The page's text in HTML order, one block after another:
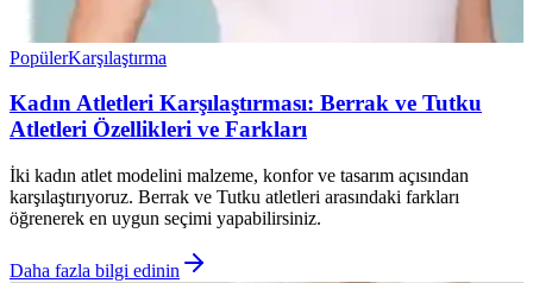
PopülerKarşılaştırma
Kadın Atletleri Karşılaştırması: Berrak ve Tutku
Atletleri Özellikleri ve Farkları
İki kadın atlet modelini malzeme, konfor ve tasarım açısından
karşılaştırıyoruz. Berrak ve Tutku atletleri arasındaki farkları
öğrenerek en uygun seçimi yapabilirsiniz.
Daha fazla bilgi edinin